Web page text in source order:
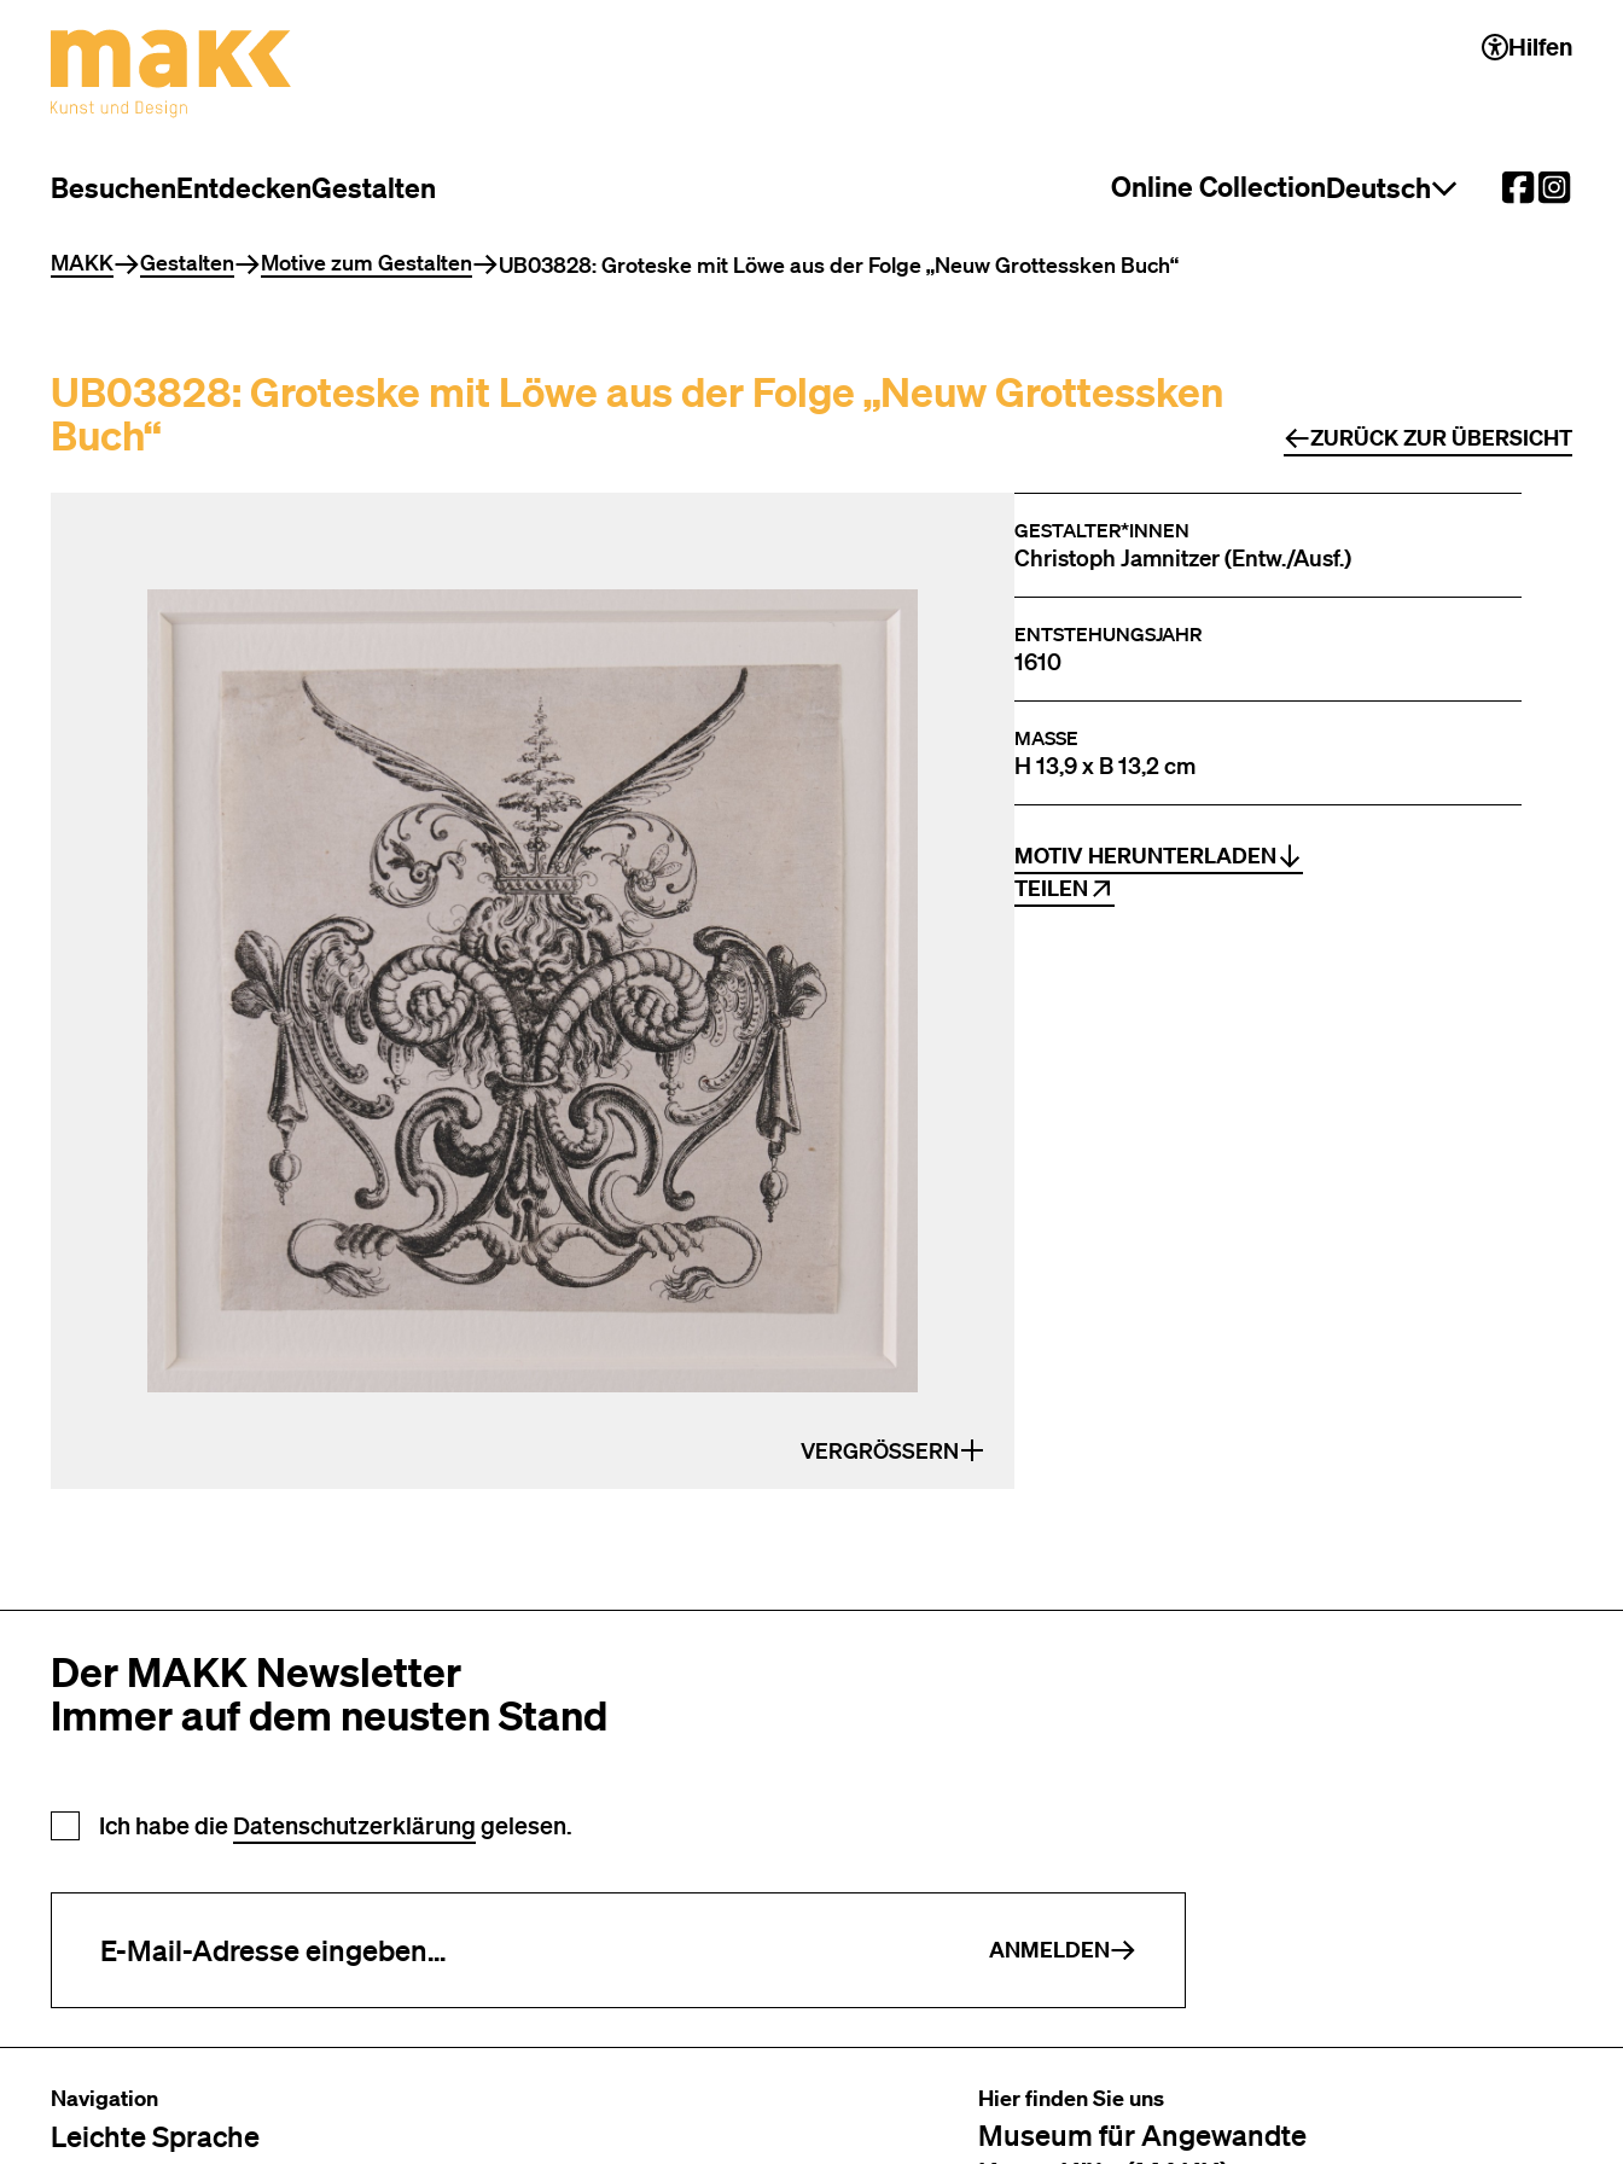
Hilfen
BesuchenEntdeckenGestalten Online CollectionSprachauswahl öffnen
Deutsch
Sie befinden sich hier
MAKK Gestalten Motive zum Gestalten UB03828: Groteske mit Löwe aus der Folge „Neuw Grottessken Buch“
UB03828: Groteske mit Löwe aus der Folge „Neuw Grottessken
Buch“
ZURÜCK ZUR ÜBERSICHT
VERGRÖSSERN
GESTALTER*INNEN
Christoph Jamnitzer (Entw./Ausf.)
ENTSTEHUNGSJAHR
1610
MASSE
H 13,9 x B 13,2 cm
MOTIV HERUNTERLADEN
TEILEN
Der MAKK Newsletter
Immer auf dem neusten Stand
Newsletter Anmeldung
Ich habe die Datenschutzerklärung gelesen.
ANMELDEN
Navigation
Leichte Sprache
Hier finden Sie uns
Museum für Angewandte